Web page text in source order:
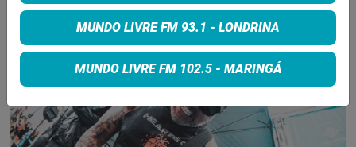
MUNDO LIVRE FM 93.1 - LONDRINA
MUNDO LIVRE FM 102.5 - MARINGÁ